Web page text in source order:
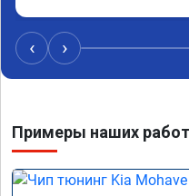
12-12.5. Коробка
наборе скорости. Педаль
отзывчевее. В целом, я
‹ ›
Примеры наших работ